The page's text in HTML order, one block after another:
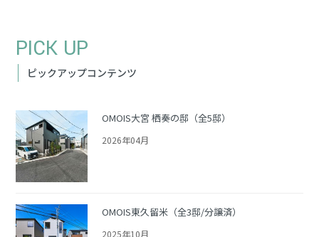
PICK UP
ピックアップコンテンツ
OMOIS大宮 栖奏の邸（全5邸）
2026年04月
OMOIS東久留米（全3邸/分譲済）
2025年10月